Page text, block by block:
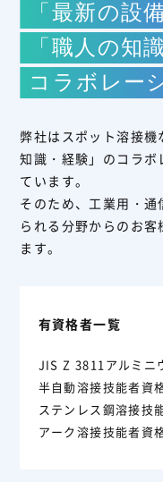
「最新の設
「職人の知
コラボレー
弊社はスポット溶接
知識・経験」のコラボ
ています。
そのため、工業用・
られる分野からのお
ます。
有資格者一覧
JIS Z 3811アルミ
半自動溶接技能者
ステンレス鋼溶接
アーク溶接技能者